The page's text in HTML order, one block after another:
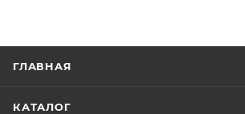
ГЛАВНАЯ
КАТАЛОГ